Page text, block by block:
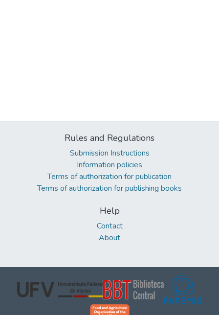
Rules and Regulations
Submission Instructions
Information policies
Terms of authorization for publication
Terms of authorization for publishing books
Help
Contact
About